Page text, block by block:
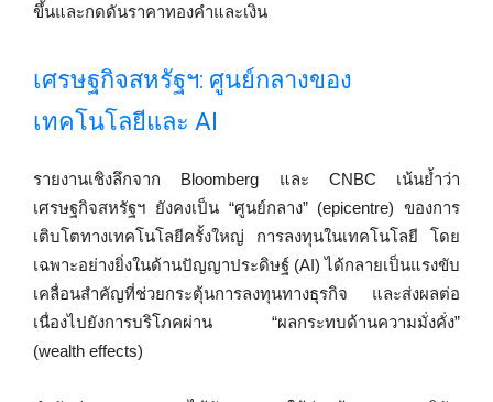
ขึ้นและกดดันราคาทองคำและเงิน
เศรษฐกิจสหรัฐฯ: ศูนย์กลางของ
เทคโนโลยีและ AI
รายงานเชิงลึกจาก Bloomberg และ CNBC เน้นย้ำว่า
เศรษฐกิจสหรัฐฯ ยังคงเป็น “ศูนย์กลาง” (epicentre) ของการ
เติบโตทางเทคโนโลยีครั้งใหญ่ การลงทุนในเทคโนโลยี โดย
เฉพาะอย่างยิ่งในด้านปัญญาประดิษฐ์ (AI) ได้กลายเป็นแรงขับ
เคลื่อนสำคัญที่ช่วยกระตุ้นการลงทุนทางธุรกิจ และส่งผลต่อ
เนื่องไปยังการบริโภคผ่าน “ผลกระทบด้านความมั่งคั่ง”
(wealth effects)